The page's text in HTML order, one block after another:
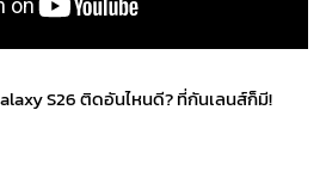
S26 ติดอันไหนดี? ที่กันเลนส์ก็มี!